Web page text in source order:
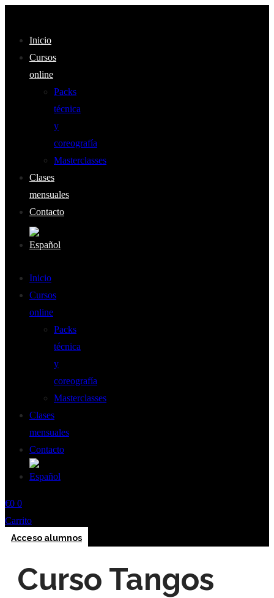
Inicio
Cursos
online
Packs
técnica
y
coreografía
Masterclasses
Clases
mensuales
Contacto
Inicio
Cursos
online
Packs
técnica
y
coreografía
Masterclasses
Clases
mensuales
Contacto
€0 0
Carrito
Acceso alumnos
Curso Tangos